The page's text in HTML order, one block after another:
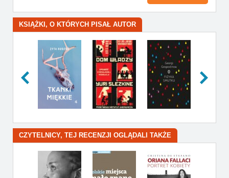
KSIĄŻKI, O KTÓRYCH PISAŁ AUTOR
CZYTELNICY, TEJ RECENZJI OGLĄDALI TAKŻE